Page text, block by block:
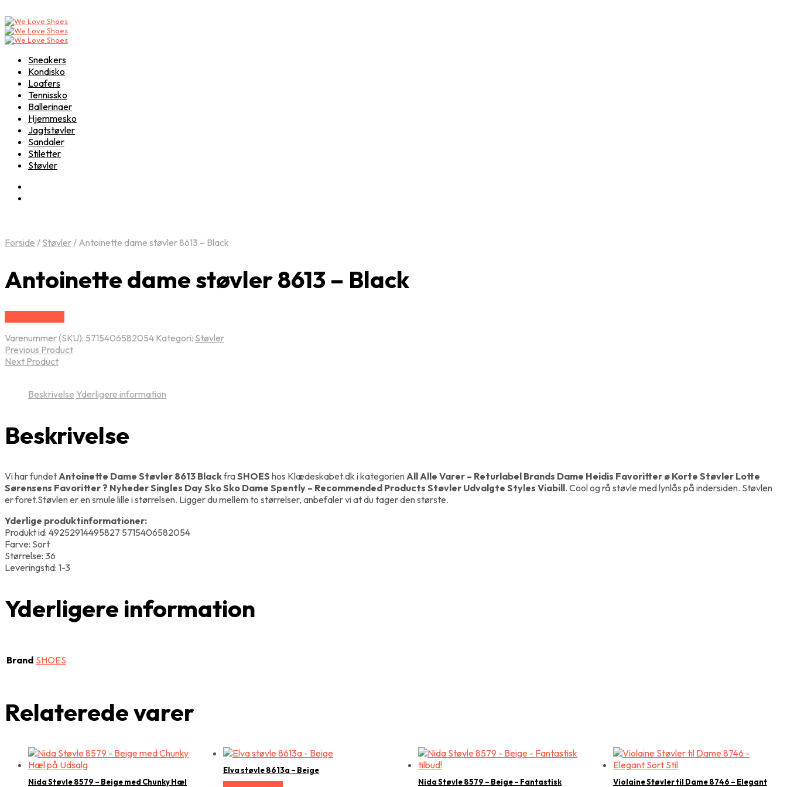
Sneakers
Kondisko
Loafers
Tennissko
Ballerinaer
Hjemmesko
Jagtstøvler
Sandaler
Stiletter
Støvler
Forside / Støvler/ Antoinette dame støvler 8613 – Black
Antoinette dame støvler 8613 – Black
Varenummer (SKU): 5715406582054 Kategori: Støvler
Previous Product
Next Product
Beskrivelse Yderligere information
Beskrivelse
Vi har fundet Antoinette Dame Støvler 8613 BlackfraSHOES hos Klædeskabet.dk i kategorien All Alle Varer – Returlabel Brands Dame Heidis Favoritter ø Korte Støvler Lotte
Sørensens Favoritter ? Nyheder Singles Day Sko Sko Dame Spently – Recommended Products Støvler Udvalgte Styles Viabill. Cool og rå støvle med lynlås på indersiden. Støvlen
er foret.Støvlen er en smule lille i størrelsen. Ligger du mellem to størrelser, anbefaler vi at du tager den største.
Yderlige produktinformationer:
Produkt id: 49252914495827 5715406582054
Farve: Sort
Størrelse: 36
Leveringstid: 1-3
Yderligere information
Brand SHOES
Relaterede varer
Nida Støvle 8579 – Beige med Chunky Hæl
Elva støvle 8613a – Beige
Nida Støvle 8579 – Beige – Fantastisk
Violaine Støvler til Dame 8746 – Elegant